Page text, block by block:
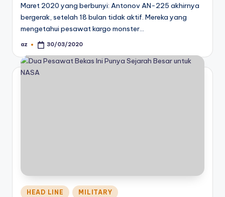
Maret 2020 yang berbunyi: Antonov AN-225 akhirnya
bergerak, setelah 18 bulan tidak aktif. Mereka yang
mengetahui pesawat kargo monster…
Posted
az 30/03/2020
Posted
HEAD LINE MILITARY